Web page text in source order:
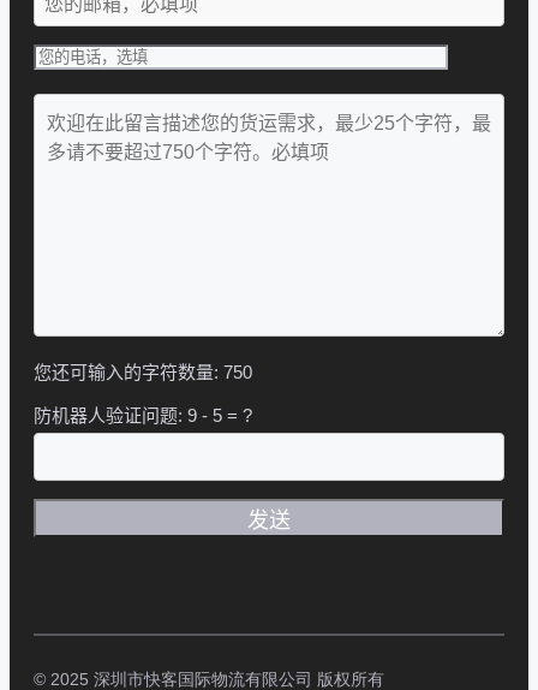
您还可输入的字符数量: 750
防机器人验证问题: 9 - 5 = ?
© 2025 深圳市快客国际物流有限公司 版权所有